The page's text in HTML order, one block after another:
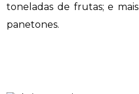
toneladas de frutas; e
panetones.